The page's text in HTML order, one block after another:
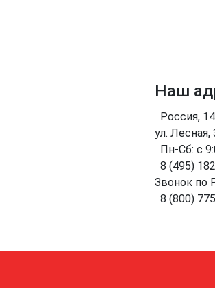
Наш
Россия,
ул. Лесная,
Пн-Сб: с
8 (495)
Звонок по
8 (800)